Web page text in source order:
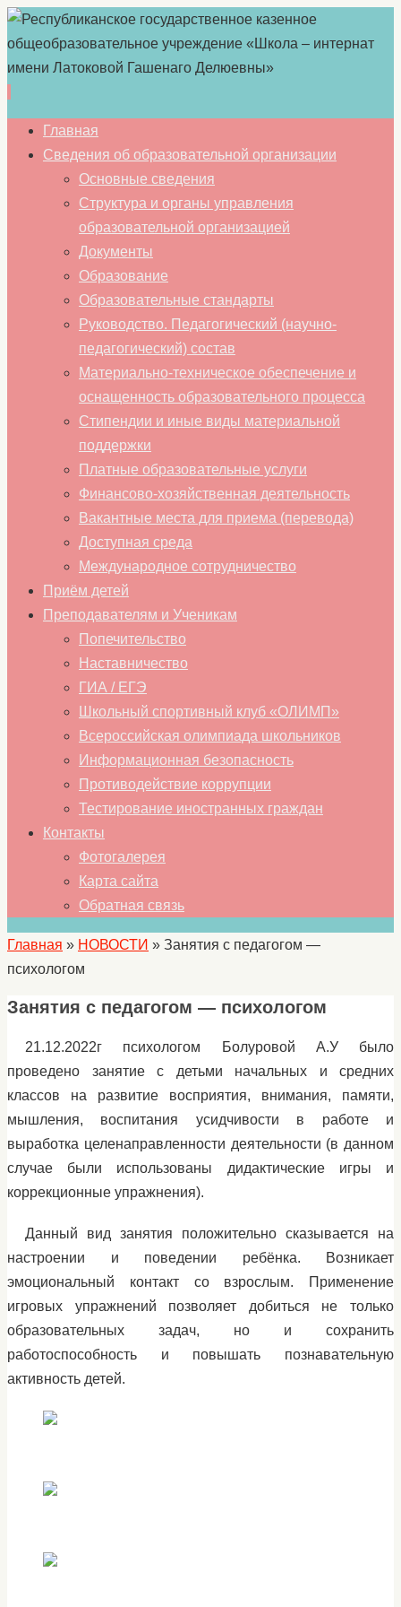
Перейти
содержимому
Главная
Сведения об образовательной организации
Основные сведения
Структура и органы управления
образовательной организацией
Документы
Образование
Образовательные стандарты
Руководство. Педагогический (научно-
педагогический) состав
Материально-техническое обеспечение и
оснащенность образовательного процесса
Стипендии и иные виды материальной
поддержки
Платные образовательные услуги
Финансово-хозяйственная деятельность
Вакантные места для приема (перевода)
Доступная среда
Международное сотрудничество
Приём детей
Преподавателям и Ученикам
Попечительство
Наставничество
ГИА / ЕГЭ
Школьный спортивный клуб «ОЛИМП»
Всероссийская олимпиада школьников
Информационная безопасность
Противодействие коррупции
Тестирование иностранных граждан
Контакты
Фотогалерея
Карта сайта
Обратная связь
Главная » НОВОСТИ » Занятия с педагогом —
психологом
Занятия с педагогом — психологом
21.12.2022г психологом Болуровой А.У было
проведено занятие с детьми начальных и средних
классов на развитие восприятия, внимания, памяти,
мышления, воспитания усидчивости в работе и
выработка целенаправленности деятельности (в данном
случае были использованы дидактические игры и
коррекционные упражнения).
Данный вид занятия положительно сказывается на
настроении и поведении ребёнка. Возникает
эмоциональный контакт со взрослым. Применение
игровых упражнений позволяет добиться не только
образовательных задач, но и сохранить
работоспособность и повышать познавательную
активность детей.